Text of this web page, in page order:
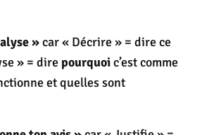
»car « Décrire » = dire ce
» = dire pourquoic’est comme
et quelles sont